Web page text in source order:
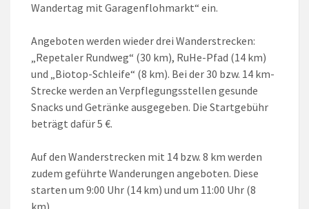
Wandertag mit Garagenflohmarkt“ ein.
Angeboten werden wieder drei Wanderstrecken:
„Repetaler Rundweg“ (30 km), RuHe-Pfad (14 km)
und „Biotop-Schleife“ (8 km). Bei der 30 bzw. 14 km-
Strecke werden an Verpflegungsstellen gesunde
Snacks und Getränke ausgegeben. Die Startgebühr
beträgt dafür 5 €.
Auf den Wanderstrecken mit 14 bzw. 8 km werden
zudem geführte Wanderungen angeboten. Diese
starten um 9:00 Uhr (14 km) und um 11:00 Uhr (8
km).